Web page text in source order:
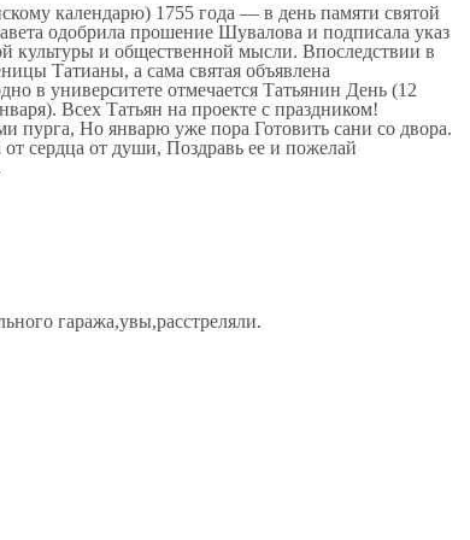
календарю) 1755 года — в день памяти святой
одобрила прошение Шувалова и подписала указ
культуры и общественной мысли. Впоследствии в
Татианы, а сама святая объявлена
в университете отмечается Татьянин День (12
Всех Татьян на проекте с праздником!
пурга, Но январю уже пора Готовить сани со двора.
сердца от души, Поздравь ее и пожелай
гаража,увы,расстреляли.